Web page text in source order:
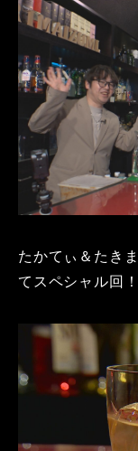
たかてぃ＆たき
てスペシャル回！